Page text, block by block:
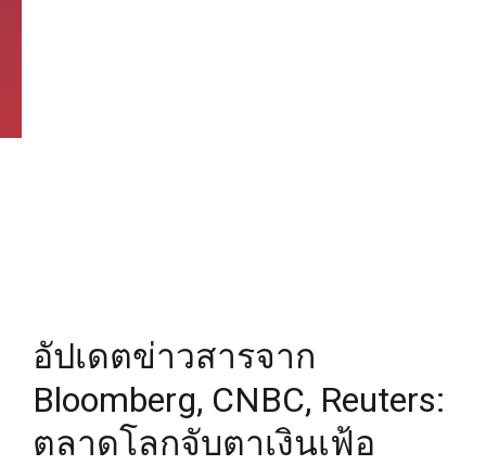
อัปเดตข่าวสารจาก
Bloomberg, CNBC, Reuters:
ตลาดโลกจับตาเงินเฟ้อ